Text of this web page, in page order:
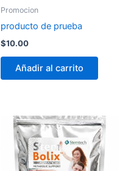
Promocion
producto de prueba
$10.00
Añadir al carrito